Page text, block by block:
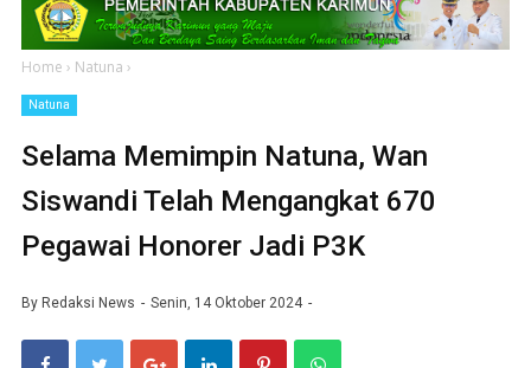
Home › Natuna ›
Natuna
Selama Memimpin Natuna, Wan
Siswandi Telah Mengangkat 670
Pegawai Honorer Jadi P3K
By Redaksi News Senin, 14 Oktober 2024